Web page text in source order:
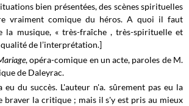
bien présentées, des scènes spirituelles
vraiment comique du héros. A quoi il faut
la musique, « très-fraîche , très-spirituelle et
de l’interprétation.]
, opéra-comique en un acte, paroles de M.
de Daleyrac.
eu du succès. L'auteur n'a. sûrement pas eu la
braver la critique ; mais il s'y est pris au mieux